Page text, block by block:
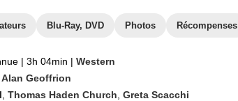
Blu-Ray, DVD Photos Récompenses
| 3h 04min | Western
Alan Geoffrion
Thomas Haden Church Greta Scacchi